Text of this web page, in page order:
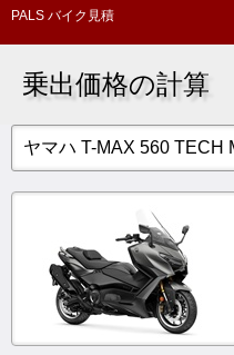
PALS バイク見積
乗出価格の計算
ヤマハ T-MAX 560 TECH